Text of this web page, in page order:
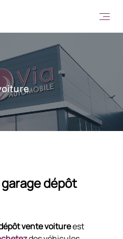
dépôt
vente voitureest